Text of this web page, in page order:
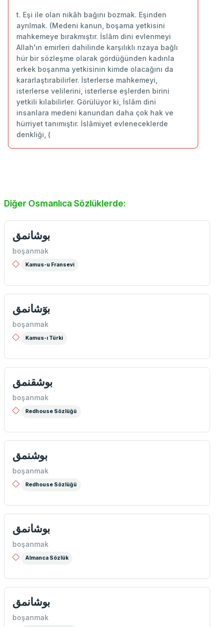
t. Eşi ile olan nikâh bağını bozmak. Eşinden
ayrılmak. (Medeni kanun, boşama yetkisini
mahkemeye bırakmıştır. İslâm dini evlenmeyi
Allah'ın emirleri dahilinde karşılıklı rızaya bağlı
hür bir sözleşme olarak gördüğünden kadınla
erkek boşanma yetkisinin kimde olacağını da
kararlaştırabilirler. İsterlerse mahkemeyi,
isterlerse velilerini, isterlerse eşlerden birini
yetkili kılabilirler. Görülüyor ki, İslâm dini
insanlara medeni kanundan daha çok hak ve
hürriyet tanımıştır. İslâmiyet evleneceklerde
denkliği, (
Diğer Osmanlıca Sözlüklerde:
بوشانمق
boşanmak
Kamus-u Fransevi
بوٓشانمق
boşanmak
Kamus-ı Türki
بوشقنمق
boşanmak
Redhouse Sözlüğü
بوشنمق
boşanmak
Redhouse Sözlüğü
بوشانمق
boşanmak
Almanca Sözlük
بوشانمق
boşanmak